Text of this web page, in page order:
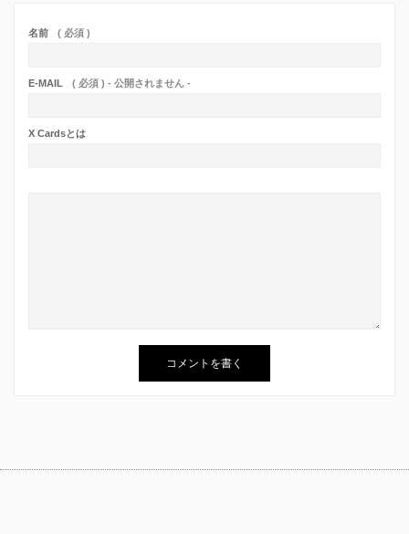
名前 ( 必須 )
E-MAIL ( 必須 ) - 公開されません -
X Cardsとは